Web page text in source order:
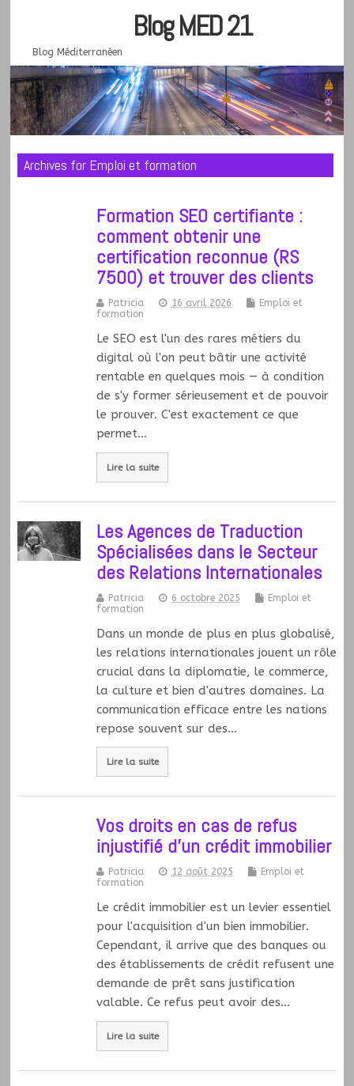
Blog MED 21
Blog Méditerranéen
Archives for Emploi et formation
Formation SEO certifiante :
comment obtenir une
certification reconnue (RS
7500) et trouver des clients
Patricia 16 avril 2026
Emploi et
formation
Le SEO est l'un des rares métiers du
digital où l'on peut bâtir une activité
rentable en quelques mois — à condition
de s'y former sérieusement et de pouvoir
le prouver. C'est exactement ce que
permet…
Lire la suite
Les Agences de Traduction
Spécialisées dans le Secteur
des Relations Internationales
Patricia 6 octobre 2025
Emploi et
formation
Dans un monde de plus en plus globalisé,
les relations internationales jouent un rôle
crucial dans la diplomatie, le commerce,
la culture et bien d'autres domaines. La
communication efficace entre les nations
repose souvent sur des…
Lire la suite
Vos droits en cas de refus
injustifié d’un crédit immobilier
Patricia 12 août 2025
Emploi et
formation
Le crédit immobilier est un levier essentiel
pour l'acquisition d'un bien immobilier.
Cependant, il arrive que des banques ou
des établissements de crédit refusent une
demande de prêt sans justification
valable. Ce refus peut avoir des…
Lire la suite